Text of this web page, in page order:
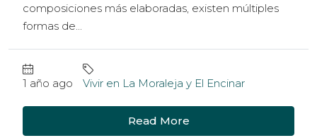
composiciones más elaboradas, existen múltiples
formas de...
1 año ago Vivir en La Moraleja y El Encinar
Read More